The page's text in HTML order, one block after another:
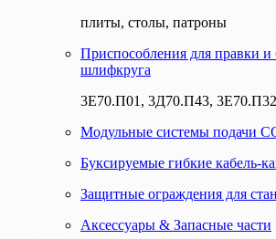
плиты, столы, патроны
Приспособления для правки и
шлифкруга
3Е70.П01, 3Д70.П43,
Модульные системы подачи
Буксируемые гибкие кабель-
Защитные ограждения для
Аксессуары & Запасные части